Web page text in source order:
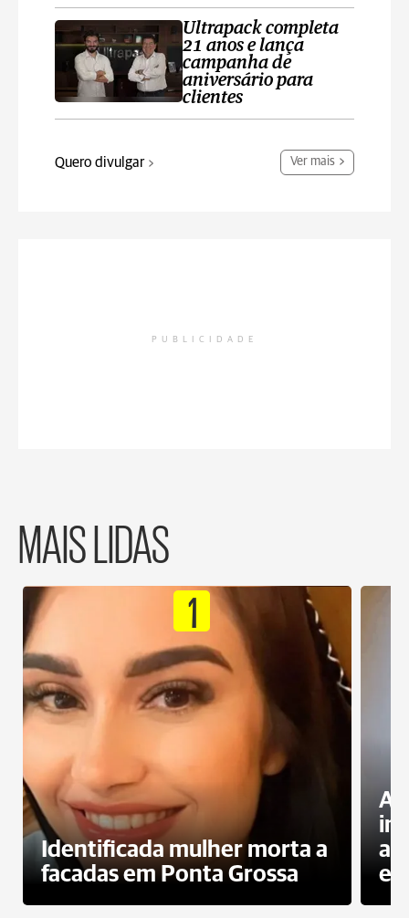
Ultrapack completa
21 anos e lança
campanha de
aniversário para
clientes
Quero divulgar Ver mais
PUBLICIDADE
MAIS LIDAS
1
Identificada mulher morta a
facadas em Ponta Grossa